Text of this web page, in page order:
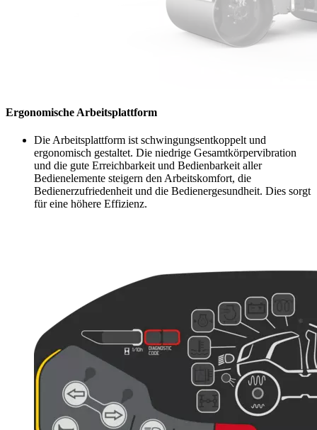
Ergonomische Arbeitsplattform
Die Arbeitsplattform ist schwingungsentkoppelt und
ergonomisch gestaltet. Die niedrige Gesamtkörpervibration
und die gute Erreichbarkeit und Bedienbarkeit aller
Bedienelemente steigern den Arbeitskomfort, die
Bedienerzufriedenheit und die Bedienergesundheit. Dies sorgt
für eine höhere Effizienz.